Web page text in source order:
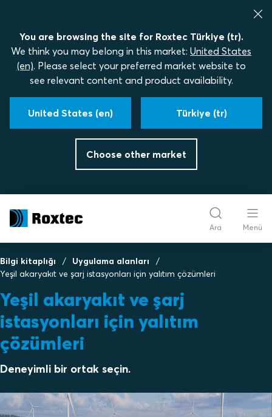
You are browsing the site for Roxtec Türkiye (tr).
We think you may belong in this market: United States
(en). Please select your preferred market website to
see relevant content and product availability.
United States (en) Türkiye (tr)
Choose other market
Ara Menü
Bilgi kitaplığı
Uygulama alanları
Yeşil akaryakıt ve şarj istasyonları için yalıtım çözümleri
Yeşil akaryakıt ve şarj
istasyonları için yalıtım
çözümleri
Deneyimli bir ortak seçin.